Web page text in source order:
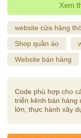
Xem
website cửa hàng
Shop quần áo
Website bán hàng
Code phù hợp cho
triển kênh bán hàng
lớn, thực hành xây